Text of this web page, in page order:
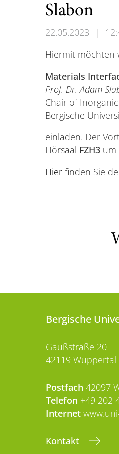
Slabon
22.05.2023 |
Hiermit möchten
Materials
Prof. Dr. Adam
Chair of
Bergische
einladen. Der
Hörsaal FZH3um
Hierfinden Sie
Bergische
Gaußstraße 20
42119 Wuppertal
Postfach 42097
Telefon +49 202
Internet
Kontakt